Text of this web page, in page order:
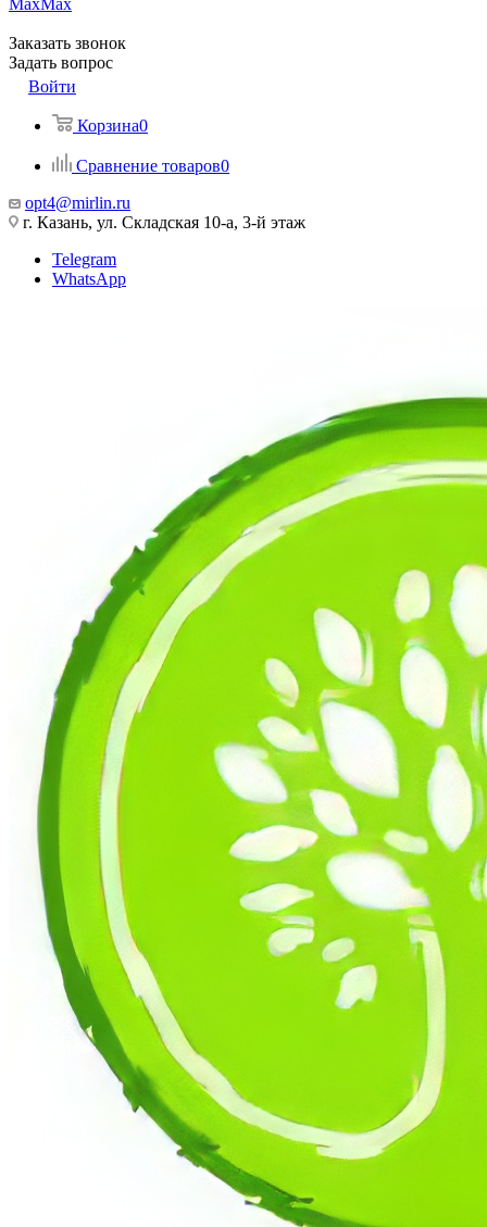
MaxMax
Заказать звонок
Задать вопрос
Войти
Корзина0
Сравнение товаров0
opt4@mirlin.ru
г. Казань, ул. Складская 10-а, 3-й этаж
Telegram
WhatsApp